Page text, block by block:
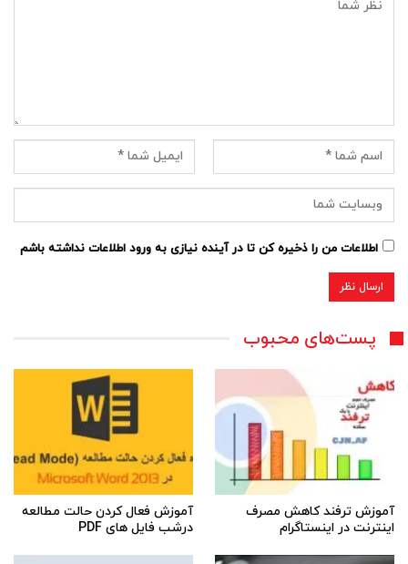
اطلاعات من را ذخیره کن تا در آینده نیازی به ورود اطلاعات نداشته باشم
پست‌های محبوب
آموزش ترفند کاهش مصرف
اینترنت در اینستاگرام
آموزش فعال کردن حالت مطالعه
درشب فایل های PDF